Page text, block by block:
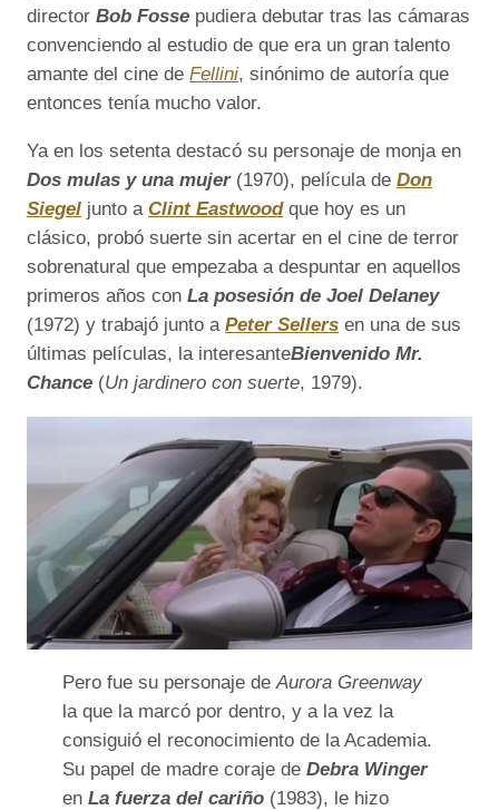
director Bob Fosse pudiera debutar tras las cámaras
convenciendo al estudio de que era un gran talento
amante del cine de Fellini, sinónimo de autoría que
entonces tenía mucho valor.
Ya en los setenta destacó su personaje de monja en
Dos mulas y una mujer(1970), película de Don
Siegel junto a Clint Eastwoodque hoy es un
clásico, probó suerte sin acertar en el cine de terror
sobrenatural que empezaba a despuntar en aquellos
primeros años con La posesión de Joel Delaney
(1972) y trabajó junto a Peter Sellers en una de sus
últimas películas, la interesanteBienvenido Mr.
Chance (Un jardinero con suerte, 1979).
Pero fue su personaje de Aurora Greenway
la que la marcó por dentro, y a la vez la
consiguió el reconocimiento de la Academia.
Su papel de madre coraje de Debra Winger
en La fuerza del cariño (1983), le hizo